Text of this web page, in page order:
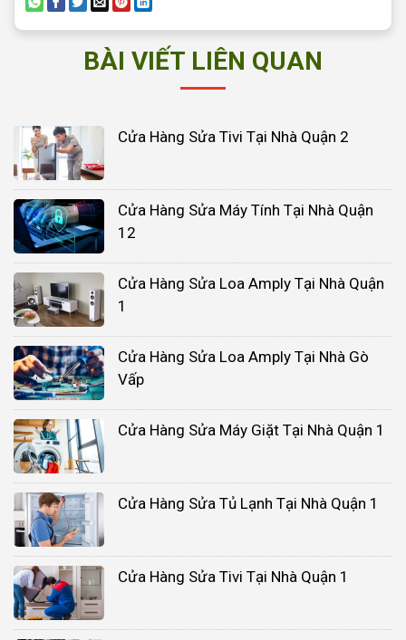
BÀI VIẾT LIÊN QUAN
Cửa Hàng Sửa Tivi Tại Nhà Quận 2
Cửa Hàng Sửa Máy Tính Tại Nhà Quận
12
Cửa Hàng Sửa Loa Amply Tại Nhà Quận
1
Cửa Hàng Sửa Loa Amply Tại Nhà Gò
Vấp
Cửa Hàng Sửa Máy Giặt Tại Nhà Quận 1
Cửa Hàng Sửa Tủ Lạnh Tại Nhà Quận 1
Cửa Hàng Sửa Tivi Tại Nhà Quận 1